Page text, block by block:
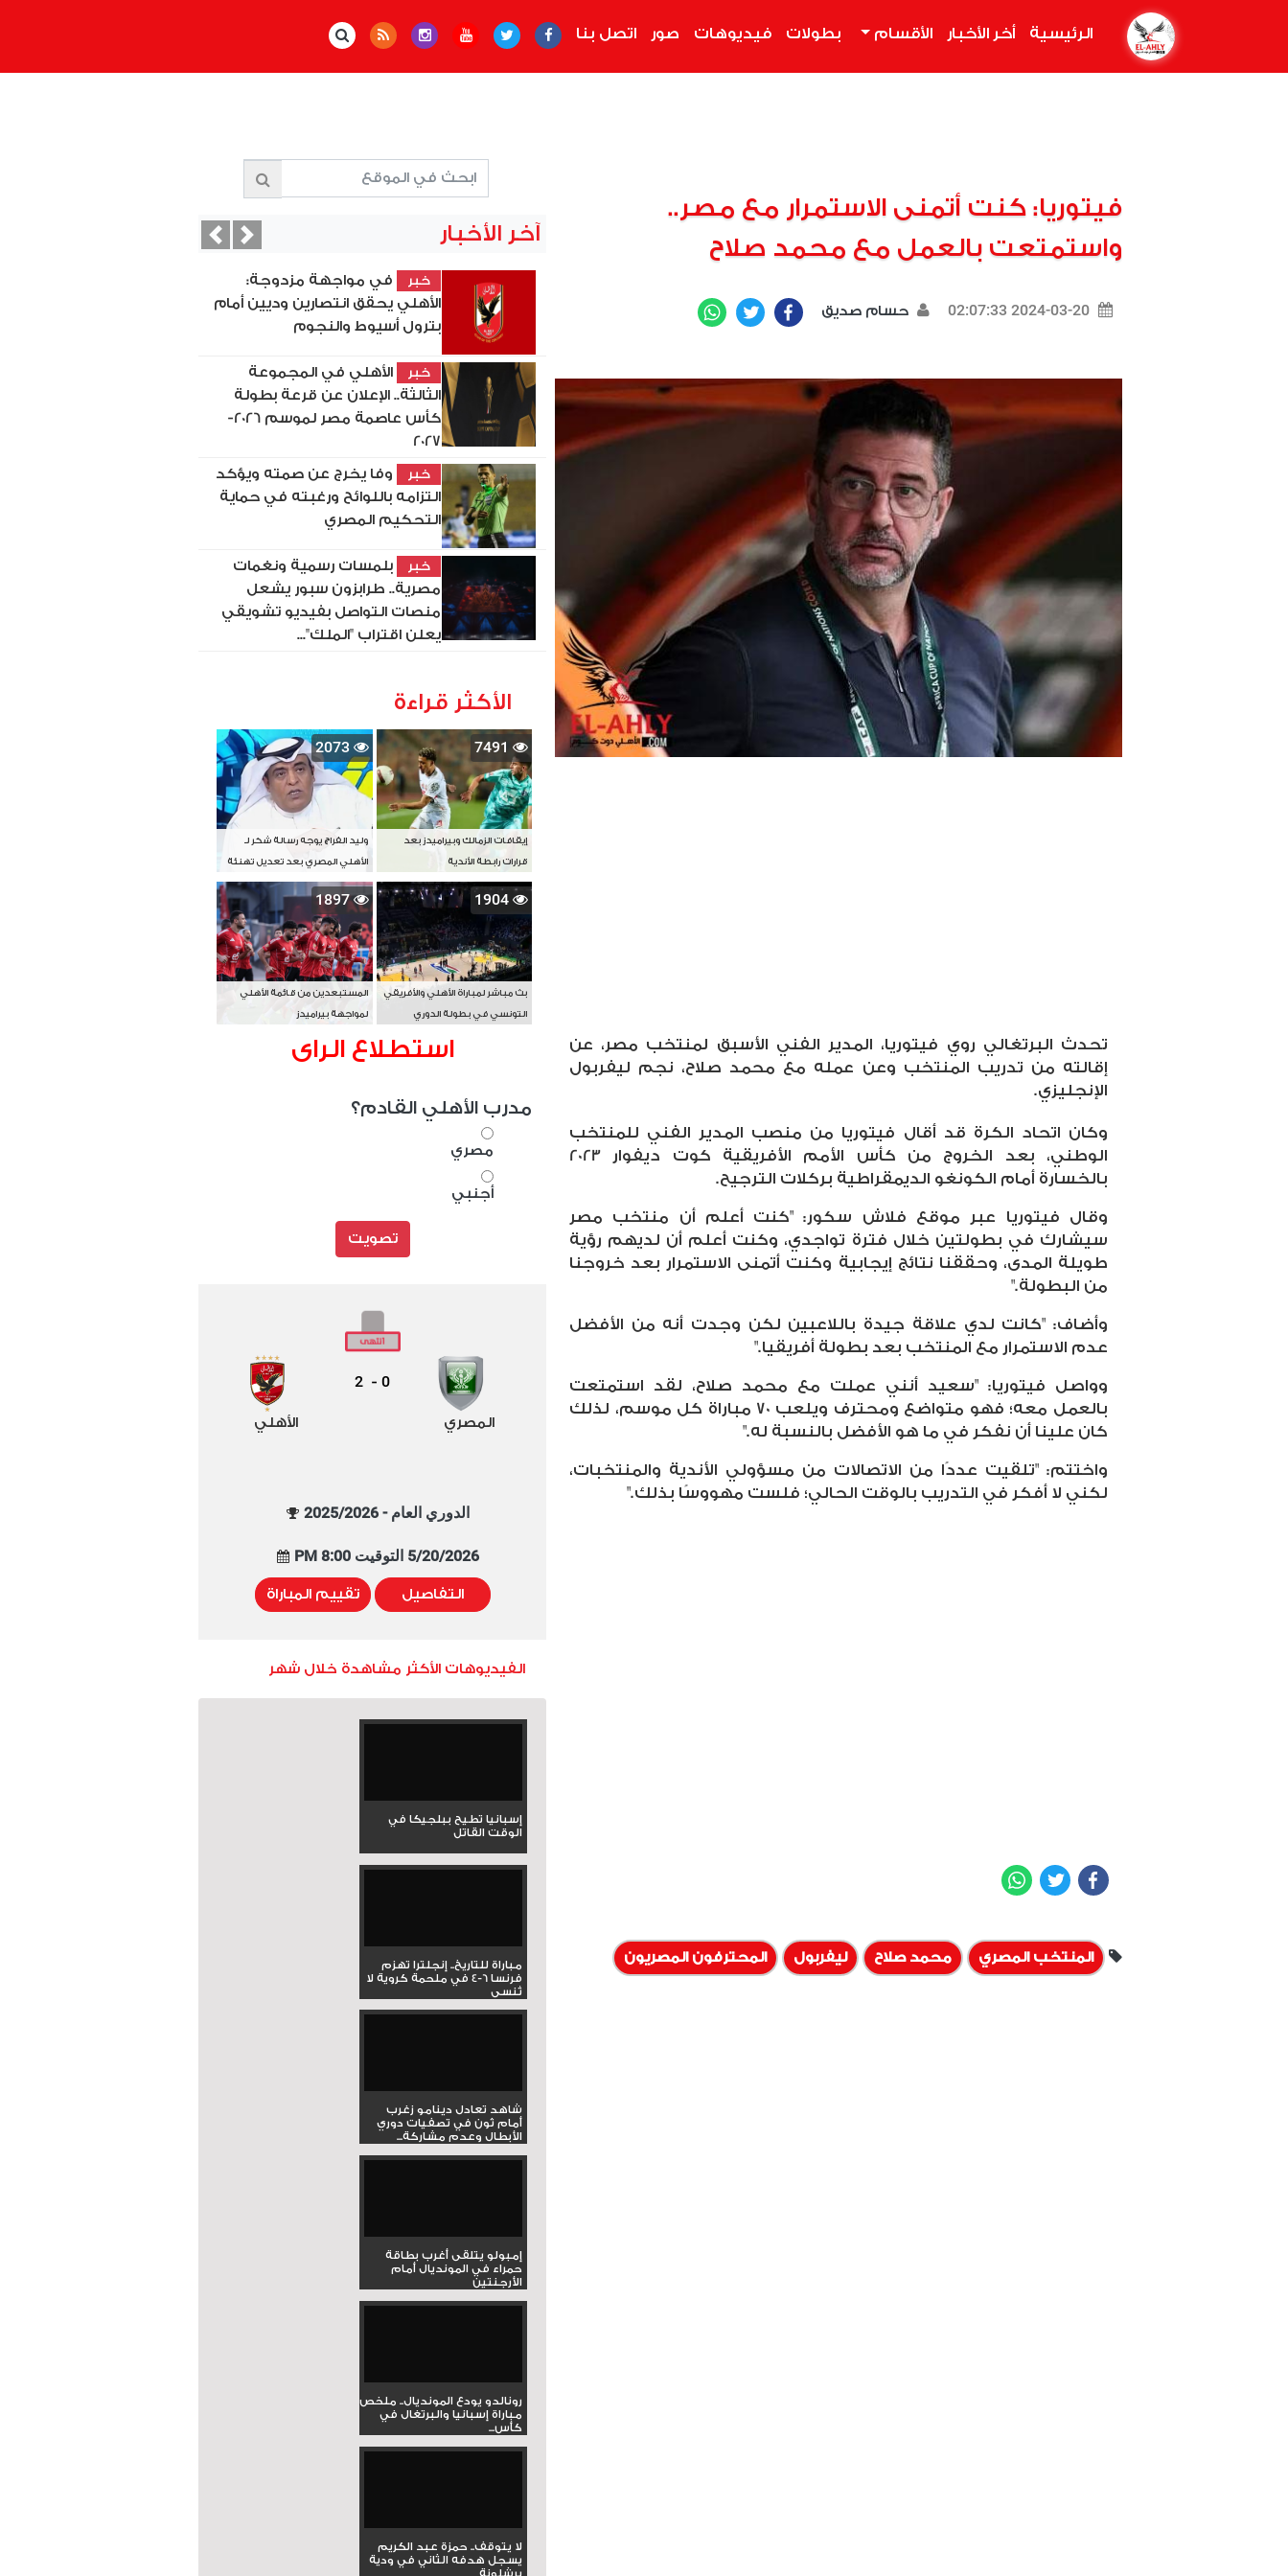
الرئيسية أخر الأخبار الأقسام بطولات فيديوهات صور اتصل بنا
فيتوريا: كنت أتمنى الاستمرار مع مصر..
واستمتعت بالعمل مع محمد صلاح
2024-03-20 02:07:33 حسام صديق Facebook
Twitter
تحدث البرتغالي روي فيتوريا، المدير الفني الأسبق لمنتخب مصر، عن
إقالته من تدريب المنتخب وعن عمله مع محمد صلاح، نجم ليفربول
الإنجليزي.
وكان اتحاد الكرة قد أقال فيتوريا من منصب المدير الفني للمنتخب
الوطني، بعد الخروج من كأس الأمم الأفريقية كوت ديفوار 2023
بالخسارة أمام الكونغو الديمقراطية بركلات الترجيح.
وقال فيتوريا عبر موقع فلاش سكور: "كنت أعلم أن منتخب مصر
سيشارك في بطولتين خلال فترة تواجدي، وكنت أعلم أن لديهم رؤية
طويلة المدى، وحققنا نتائج إيجابية وكنت أتمنى الاستمرار بعد خروجنا
من البطولة."
وأضاف: "كانت لدي علاقة جيدة باللاعبين لكن وجدت أنه من الأفضل
عدم الاستمرار مع المنتخب بعد بطولة أفريقيا."
وواصل فيتوريا: "سعيد أنني عملت مع محمد صلاح، لقد استمتعت
بالعمل معه؛ فهو متواضع ومحترف ويلعب 70 مباراة كل موسم، لذلك
كان علينا أن نفكر في ما هو الأفضل بالنسبة له."
واختتم: "تلقيت عددًا من الاتصالات من مسؤولي الأندية والمنتخبات،
لكني لا أفكر في التدريب بالوقت الحالي؛ فلست مهووسًا بذلك."
Facebook
Twitter
المنتخب المصري محمد صلاح ليفربول المحترفون المصريون
آخر الأخبار
خبر
في مواجهة مزدوجة:
الأهلي يحقق انتصارين وديين أمام
بترول أسيوط والنجوم
خبر
الأهلي في المجموعة
الثالثة.. الإعلان عن قرعة بطولة
كأس عاصمة مصر لموسم 2026-
2027
خبر
وفا يخرج عن صمته ويؤكد
التزامه باللوائح ورغبته في حماية
التحكيم المصري
خبر
بلمسات رسمية ونغمات
مصرية.. طرابزون سبور يشعل
منصات التواصل بفيديو تشويقي
يعلن اقتراب "الملك"...
PreviousNext
الأكثر قراءة
7491
إيقافات الزمالك وبيراميدز بعد
قرارات رابطة الأندية
2073
وليد الفراج يوجه رسالة شكر لـ
الأهلي المصري بعد تعديل تهنئة
بطل آسيا
1904
بث مباشر لمباراة الأهلي والأفريقي
التونسي في بطولة الدوري
1897
المستبعدين من قائمة الأهلي
لمواجهة بيراميدز
استطلاع الراى
مدرب الأهلي القادم؟
مصري
أجنبي
تصويت
المصري
0
-
2
الأهلي
الدوري العام - 2025/2026
5/20/2026 التوقيت 8:00 PM
التفاصيل تقييم المباراة
الفيديوهات الأكثر مشاهدة خلال شهر
إسبانيا تطيح ببلجيكا في
الوقت القاتل
مباراة للتاريخ.. إنجلترا تهزم
فرنسا 6-4 في ملحمة كروية لا
تُنسى
شاهد تعادل دينامو زغرب
أمام ثون في تصفيات دوري
الأبطال وعدم مشاركة...
إمبولو يتلقى أغرب بطاقة
حمراء في المونديال أمام
الأرجنتين
رونالدو يودع المونديال.. ملخص
مباراة إسبانيا والبرتغال في
كأس...
لا يتوقف.. حمزة عبد الكريم
يسجل هدفه الثاني في ودية
برشلونة